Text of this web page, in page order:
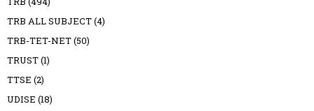
TRB ALL SUBJECT(4)
TRB-TET-NET(50)
TRUST(1)
TTSE (2)
UDISE (18)